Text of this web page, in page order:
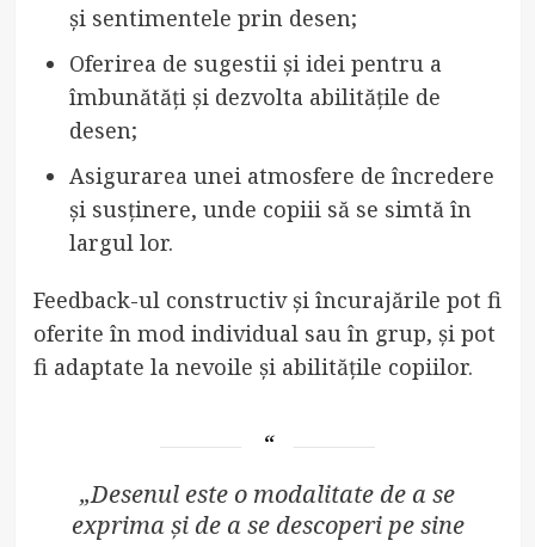
și sentimentele prin desen;
Oferirea de sugestii și idei pentru a
îmbunătăți și dezvolta abilitățile de
desen;
Asigurarea unei atmosfere de încredere
și susținere, unde copiii să se simtă în
largul lor.
Feedback-ul constructiv și încurajările pot fi
oferite în mod individual sau în grup, și pot
fi adaptate la nevoile și abilitățile copiilor.
„Desenul este o modalitate de a se
exprima și de a se descoperi pe sine